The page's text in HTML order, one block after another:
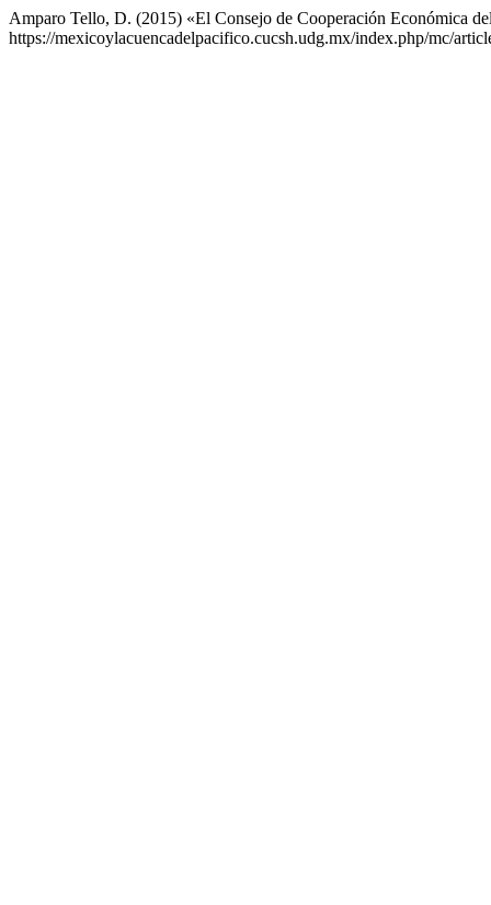
Amparo Tello, D. (2015) «El Consejo de Cooperación Económica
https://mexicoylacuencadelpacifico.cucsh.udg.mx/index.php/mc/